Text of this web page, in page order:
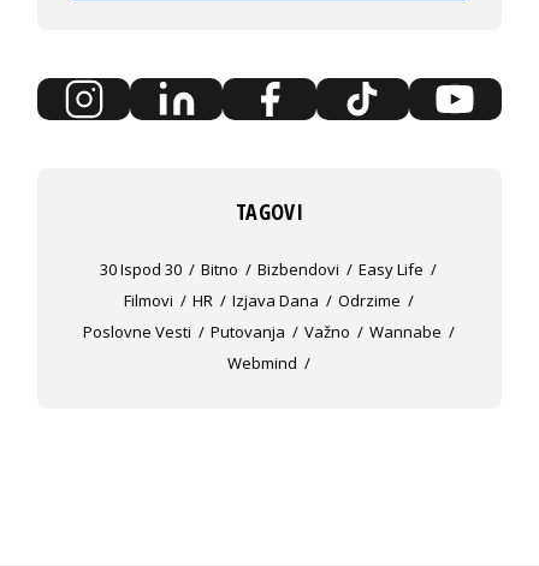
TAGOVI
30 Ispod 30 Bitno Bizbendovi
Easy Life
Filmovi
HR Izjava Dana
Odrzime
Poslovne Vesti
Putovanja Važno
Wannabe
Webmind